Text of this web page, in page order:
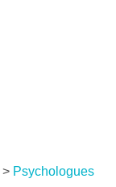
> Psychologues